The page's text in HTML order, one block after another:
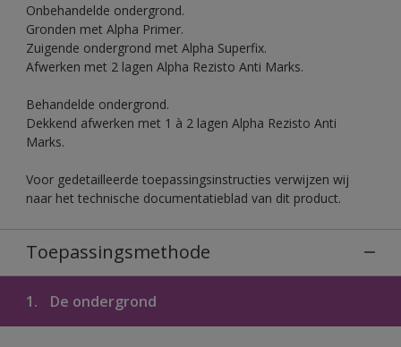
Onbehandelde ondergrond.
Gronden met Alpha Primer.
Zuigende ondergrond met Alpha Superfix.
Afwerken met 2 lagen Alpha Rezisto Anti Marks.
Behandelde ondergrond.
Dekkend afwerken met 1 à 2 lagen Alpha Rezisto Anti
Marks.
Voor gedetailleerde toepassingsinstructies verwijzen wij
naar het technische documentatieblad van dit product.
Toepassingsmethode
1. De ondergrond